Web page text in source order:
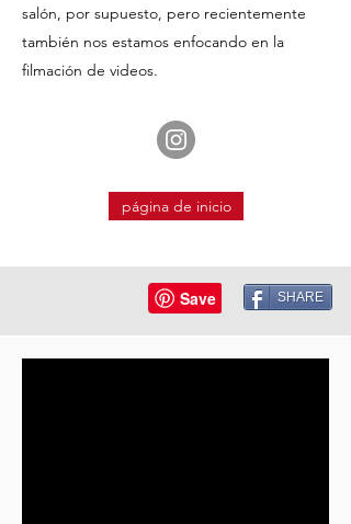
salón, por supuesto, pero recientemente
también nos estamos enfocando en la
filmación de videos.
página de inicio
SHARE